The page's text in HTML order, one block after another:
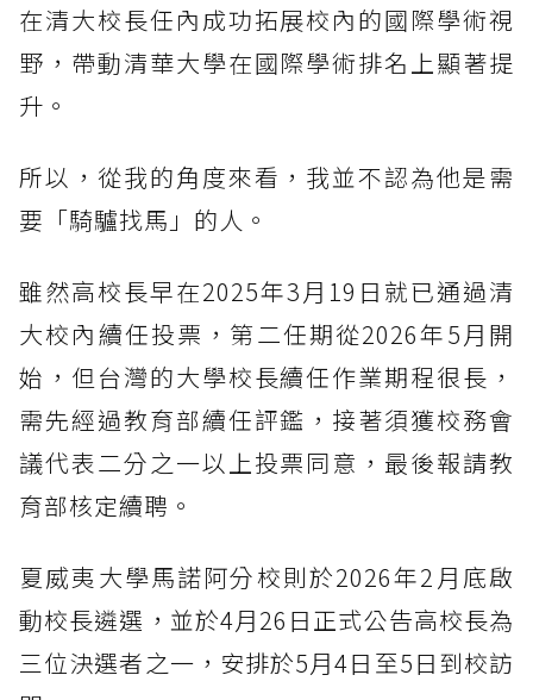
在清大校長任內成功拓展校內的國際學術視
野，帶動清華大學在國際學術排名上顯著提
升。
所以，從我的角度來看，我並不認為他是需
要「騎驢找馬」的人。
雖然高校長早在2025年3月19日就已通過清
大校內續任投票，第二任期從2026年5月開
始，但台灣的大學校長續任作業期程很長，
需先經過教育部續任評鑑，接著須獲校務會
議代表二分之一以上投票同意，最後報請教
育部核定續聘。
夏威夷大學馬諾阿分校則於2026年2月底啟
動校長遴選，並於4月26日正式公告高校長為
三位決選者之一，安排於5月4日至5日到校訪